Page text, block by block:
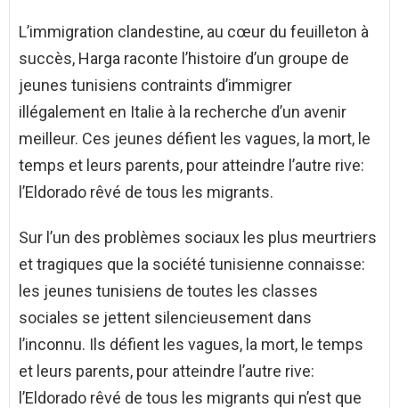
L’immigration clandestine, au cœur du feuilleton à
succès, Harga raconte l’histoire d’un groupe de
jeunes tunisiens contraints d’immigrer
illégalement en Italie à la recherche d’un avenir
meilleur. Ces jeunes défient les vagues, la mort, le
temps et leurs parents, pour atteindre l’autre rive:
l’Eldorado rêvé de tous les migrants.
Sur l’un des problèmes sociaux les plus meurtriers
et tragiques que la société tunisienne connaisse:
les jeunes tunisiens de toutes les classes
sociales se jettent silencieusement dans
l’inconnu. Ils défient les vagues, la mort, le temps
et leurs parents, pour atteindre l’autre rive:
l’Eldorado rêvé de tous les migrants qui n’est que